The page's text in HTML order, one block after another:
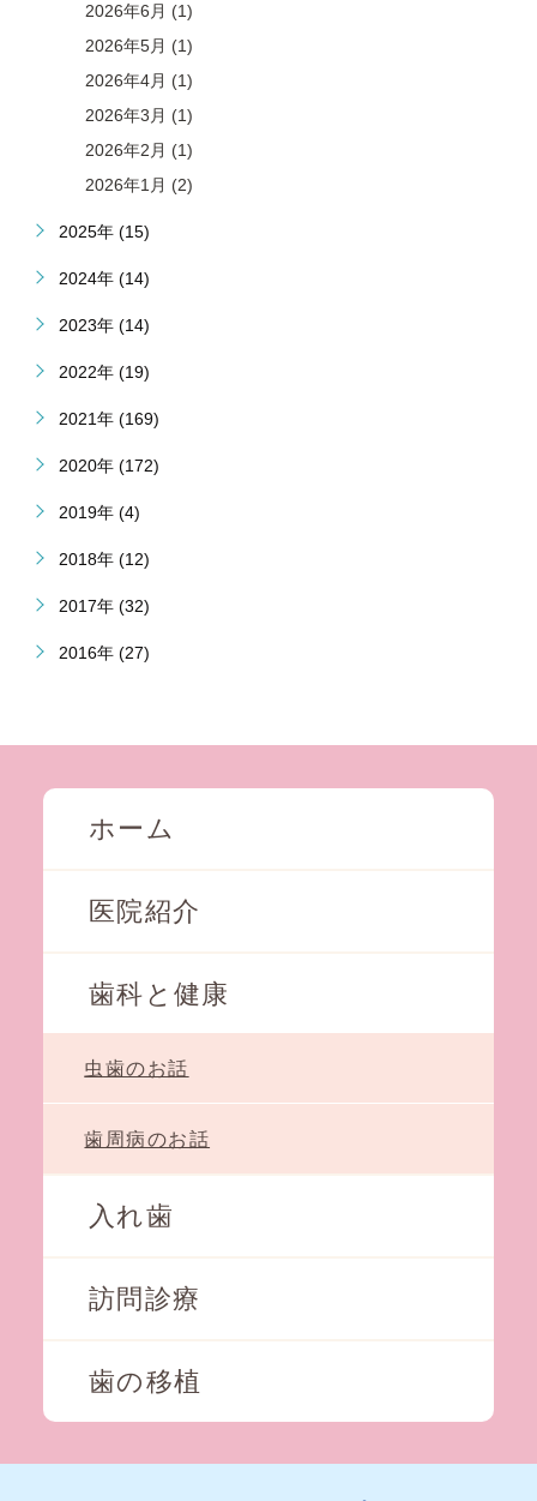
2026年6月 (1)
2026年5月 (1)
2026年4月 (1)
2026年3月 (1)
2026年2月 (1)
2026年1月 (2)
2025年 (15)
2024年 (14)
2023年 (14)
2022年 (19)
2021年 (169)
2020年 (172)
2019年 (4)
2018年 (12)
2017年 (32)
2016年 (27)
ホーム
医院紹介
歯科と健康
虫歯のお話
歯周病のお話
入れ歯
訪問診療
歯の移植